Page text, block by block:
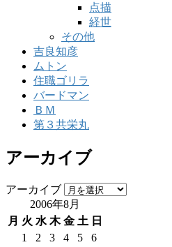
点描
経世
その他
吉良知彦
ムトン
住職ゴリラ
バードマン
ＢＭ
第３共栄丸
アーカイブ
アーカイブ
2006年8月
月 火 水 木 金 土 日
1
2 3 4 5
6